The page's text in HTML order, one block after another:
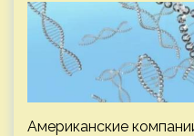
Американские